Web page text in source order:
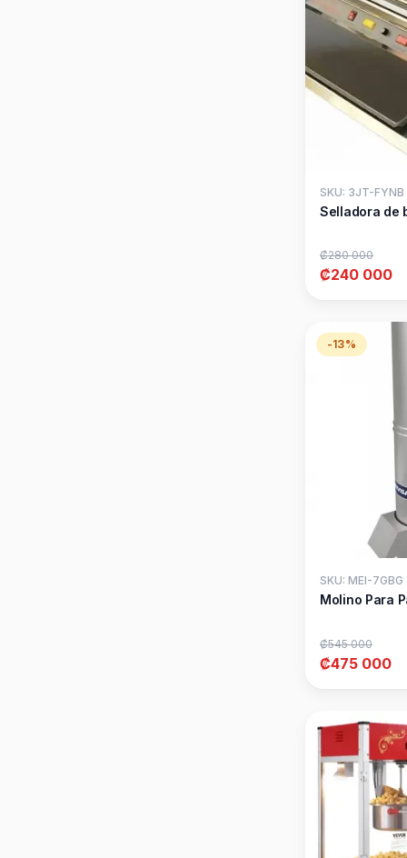
SKU: 3JT-FYNB
Selladora de
₡280 000
₡240 000
-13%
SKU: MEI-7GBG
Molino Para
₡545 000
₡475 000